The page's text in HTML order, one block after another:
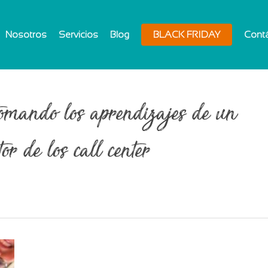
Nosotros Servicios Blog BLACK FRIDAY
los aprendizajes de un
de los call center